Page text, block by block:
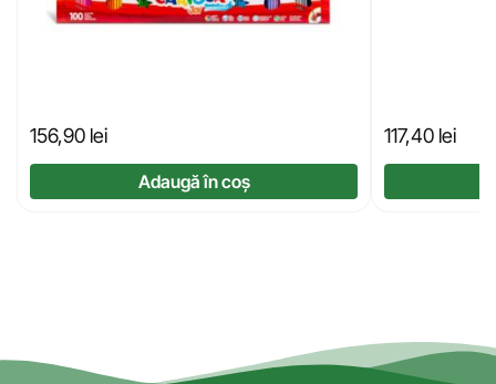
156,90 lei
Adaugă în coș
117,40 lei